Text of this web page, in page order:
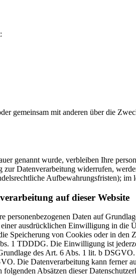
gemeinsam mit anderen über die
genannt wurde, verbleiben Ihre
Datenverarbeitung widerrufen,
Aufbewahrungsfristen);
auf dieser Website
personenbezogenen Daten auf
ausdrücklichen Einwilligung in die
Speicherung von Cookies oder in
1 TDDDG. Die Einwilligung ist
des Art. 6 Abs. 1 lit. b
Die Datenverarbeitung kann ferner
Absätzen dieser